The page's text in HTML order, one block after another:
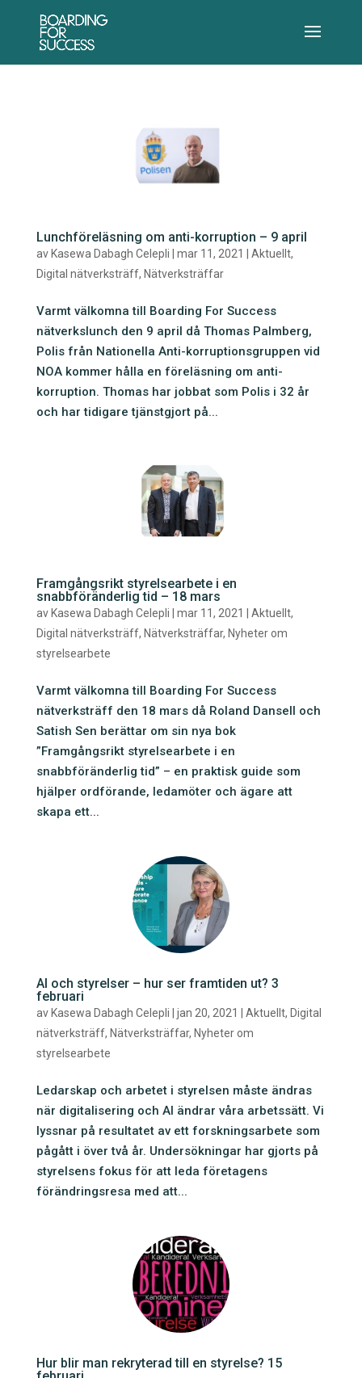
Lunchföreläsning om anti-korruption – 9 april
av Kasewa Dabagh Celepli mar 11, 2021 Aktuellt,
Digital nätverksträff, Nätverksträffar
Varmt välkomna till Boarding For Success
nätverkslunch den 9 april då Thomas Palmberg,
Polis från Nationella Anti-korruptionsgruppen vid
NOA kommer hålla en föreläsning om anti-
korruption. Thomas har jobbat som Polis i 32 år
och har tidigare tjänstgjort på...
Framgångsrikt styrelsearbete i en
snabbföränderlig tid – 18 mars
av Kasewa Dabagh Celepli mar 11, 2021 Aktuellt,
Digital nätverksträff, Nätverksträffar, Nyheter om
styrelsearbete
Varmt välkomna till Boarding For Success
nätverksträff den 18 mars då Roland Dansell och
Satish Sen berättar om sin nya bok
”Framgångsrikt styrelsearbete i en
snabbföränderlig tid” – en praktisk guide som
hjälper ordförande, ledamöter och ägare att
skapa ett...
AI och styrelser – hur ser framtiden ut? 3
februari
av Kasewa Dabagh Celepli jan 20, 2021 Aktuellt, Digital
nätverksträff, Nätverksträffar, Nyheter om
styrelsearbete
Ledarskap och arbetet i styrelsen måste ändras
när digitalisering och AI ändrar våra arbetssätt. Vi
lyssnar på resultatet av ett forskningsarbete som
pågått i över två år. Undersökningar har gjorts på
styrelsens fokus för att leda företagens
förändringsresa med att...
Hur blir man rekryterad till en styrelse? 15